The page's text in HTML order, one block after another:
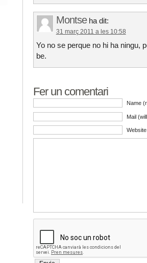
Montse ha dit:
31 març 2011 a les 10:58
Yo no se perque no hi ha ningu,
be.
Fer un comentari
Name
Mail
Website